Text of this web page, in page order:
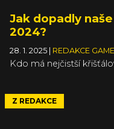
Jak dopadly
2024?
28. 1. 2025 REDAKCE
Kdo má nejčistší
Z REDAKCE